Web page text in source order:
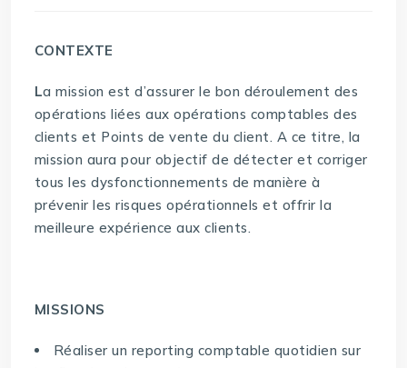
CONTEXTE
La mission est d’assurer le bon déroulement des
opérations liées aux opérations comptables des
clients et Points de vente du client. A ce titre, la
mission aura pour objectif de détecter et corriger
tous les dysfonctionnements de manière à
prévenir les risques opérationnels et offrir la
meilleure expérience aux clients.
MISSIONS
Réaliser un reporting comptable quotidien sur